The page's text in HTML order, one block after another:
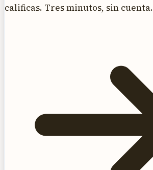
calificas. Tres minutos, sin cuenta.